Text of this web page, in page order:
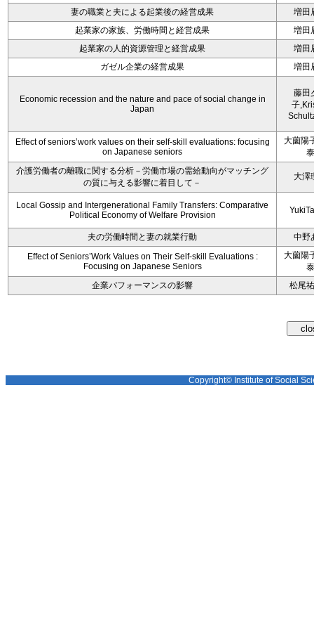
妻の職業と夫による起業後の経営成果
増田
起業家の家族、労働時間と経営成果
増田
起業家の人的資源管理と経営成果
増田
ガゼル企業の経営成果
増田
Economic recession and the nature and pace of social change in
Japan
藤田
子
Effect of seniors’work values on their self-skill evaluations: focusing
on Japanese seniors
大薗陽
泰
介護労働者の離職に関する分析－労働市場の需給動向がマッチング
の質に与える影響に着目して－
大澤
Local Gossip and Intergenerational Family Transfers: Comparative
Political Economy of Welfare Provision
夫の労働時間と妻の就業行動
中野
Effect of Seniors’Work Values on Their Self-skill Evaluations :
Focusing on Japanese Seniors
大薗陽
泰
企業パフォーマンスの影響
松尾
Copyright© Institute of Social